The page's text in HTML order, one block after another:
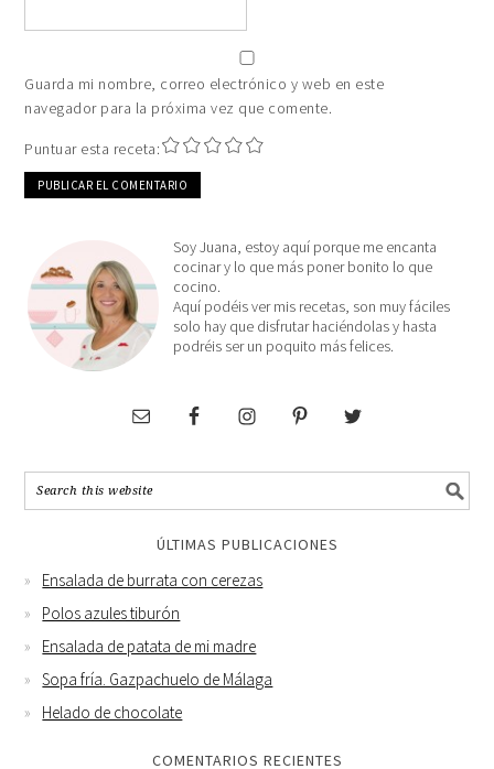
Guarda mi nombre, correo electrónico y web en este
navegador para la próxima vez que comente.
Puntuar esta receta:
Soy Juana, estoy aquí porque me encanta
cocinar y lo que más poner bonito lo que
cocino.
Aquí podéis ver mis recetas, son muy fáciles
solo hay que disfrutar haciéndolas y hasta
podréis ser un poquito más felices.
ÚLTIMAS PUBLICACIONES
Ensalada de burrata con cerezas
Polos azules tiburón
Ensalada de patata de mi madre
Sopa fría. Gazpachuelo de Málaga
Helado de chocolate
COMENTARIOS RECIENTES